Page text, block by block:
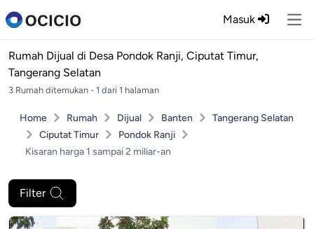
Masuk
Rumah Dijual di Desa Pondok Ranji, Ciputat Timur,
Tangerang Selatan
3 Rumah ditemukan - 1 dari 1 halaman
Home Rumah Dijual Banten
Tangerang Selatan
Ciputat Timur
Pondok Ranji
Kisaran harga 1 sampai 2 miliar-an
Filter